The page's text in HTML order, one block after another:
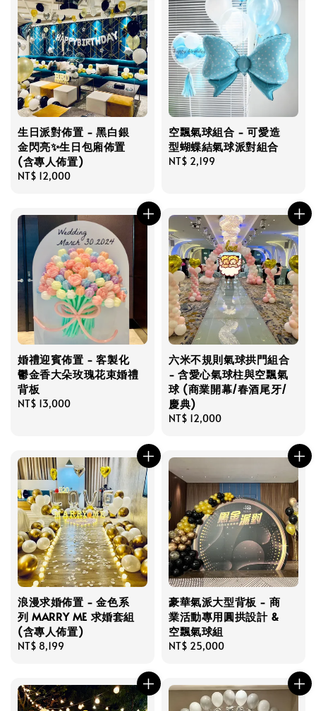
生日派對佈置 - 黑白銀
金閃亮✨生日包廂佈置
(含專人佈置)
Regular
NT$ 12,000
空飄氣球組合 - 可愛造
型蝴蝶結氣球派對組合
Regular
NT$ 2,199
婚禮迎賓佈置 - 客製化
鬱金香大朵玫瑰花束婚禮
背板
Regular
NT$ 13,000
六米不規則氣球拱門組合
- 含愛心氣球柱與空飄氣
球 (商業開幕/春酒尾牙/
慶典)
Regular
NT$ 12,000
浪漫求婚佈置 - 金色系
列 MARRY ME 求婚套組
(含專人佈置)
Regular
NT$ 8,199
豪華氣派大型背板 - 商
業活動專用圓拱設計 &
空飄氣球組
Regular
NT$ 25,000